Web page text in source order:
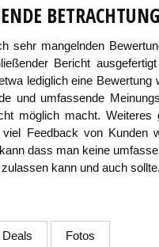
BETRACHTUNG
sehr mangelnden
Bericht
lediglich eine Bewertung
und umfassende
möglich macht. Weiteres
Feedback von Kunden
dass man keine
kann und auch sollte.
Deals Fotos